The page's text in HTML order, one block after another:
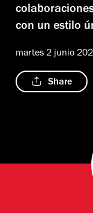
con un estilo
martes 2 junio
Share